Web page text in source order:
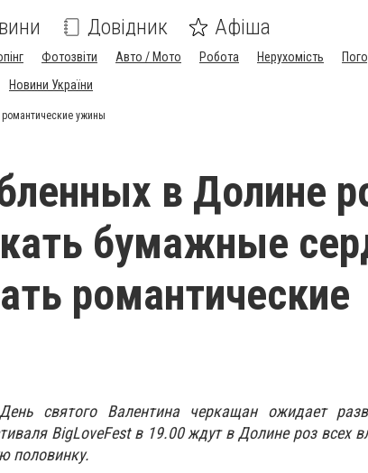
Довідник Афіша
Фотозвіти Авто / Мото Робота Нерухомість
Новини України
ужины
в Долине
бумажные
романтические
святого Валентина черкащан ожидает
BigLoveFest в 19.00 ждут в Долине роз всех
половинку.